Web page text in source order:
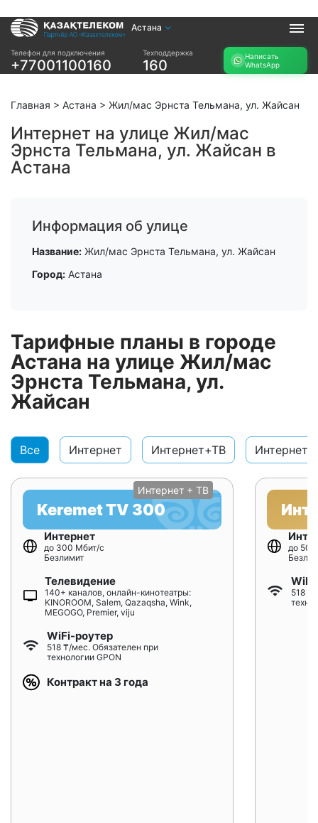
Астана
Телефон для подключения
+77001100160
Техподдержка
160
Написать
WhatsApp
Услуги
Интернет и ТВ в
Интернет и ТВ в
Интернет в офис
Прочее
Проверить
Проверить
возможность
подключения по
названию ЖК
Новости
Подключиться к
КазахТелеком
Главная > Астана > Жил/мас Эрнста Тельмана, ул. Жайсан
Интернет на улице Жил/мас
Эрнста Тельмана, ул. Жайсан в
Астана
Информация об улице
Название: Жил/мас Эрнста Тельмана, ул. Жайсан
Город: Астана
Тарифные планы в городе
Астана на улице Жил/мас
Эрнста Тельмана, ул.
Жайсан
Все Интернет Интернет+ТВ
Интернет + ТВ
Keremet TV 300
Интернет
до 300 Мбит/с
Безлимит
Телевидение
140+ каналов, онлайн-кинотеатры:
KINOROOM, Salem, Qazaqsha, Wink,
MEGOGO, Premier, viju
WiFi-роутер
518 ₸/мес. Обязателен при
технологии GPON
Контракт на 3 года
до
518